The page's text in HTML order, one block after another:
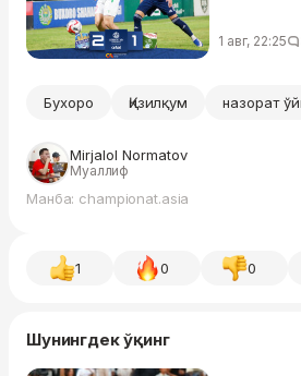
1 авг, 22:25
Бухоро Қизилқум назорат
Mirjalol Normatov
Муаллиф
Манба: championat.asia
1 0 0
Шунингдек ўқинг